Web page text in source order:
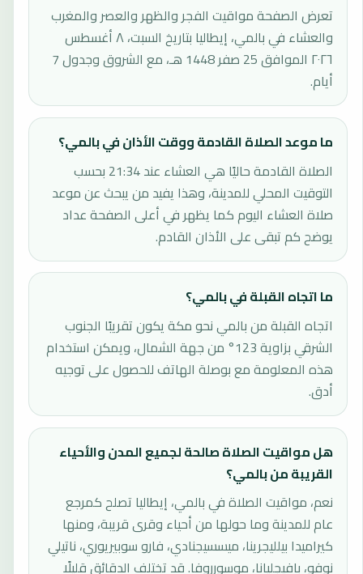
تعرض الصفحة مواقيت الفجر والظهر والعصر والمغرب
والعشاء في بالمي، إيطاليا بتاريخ السبت، ٨ أغسطس
٢٠٢٦ الموافق 25 صفر 1448 هـ، مع الشروق وجدول 7
أيام.
ما موعد الصلاة القادمة ووقت الأذان في بالمي؟
الصلاة القادمة حاليًا هي العشاء عند 21:34 بحسب
التوقيت المحلي للمدينة، وهذا يفيد من يبحث عن موعد
صلاة العشاء اليوم كما يظهر في أعلى الصفحة عداد
يوضح كم تبقى على الأذان القادم.
ما اتجاه القبلة في بالمي؟
اتجاه القبلة من بالمي نحو مكة يكون تقريبًا الجنوب
الشرقي بزاوية 123° من جهة الشمال، ويمكن استخدام
هذه المعلومة مع بوصلة الهاتف للحصول على توجيه
أدق.
هل مواقيت الصلاة صالحة لجميع المدن والأحياء
القريبة من بالمي؟
نعم، مواقيت الصلاة في بالمي، إيطاليا تصلح كمرجع
عام للمدينة وما حولها من أحياء وقرى قريبة، ومنها
كيراميدا بيلليجرينا، ميسسيجنادي، فارو سوبيريوري، ناتيلي
نوفو، بافيجليانا، موسورروفا. قد تختلف الدقائق قليلًا